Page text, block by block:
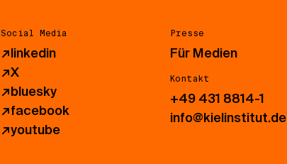
Social Media
↗linkedin
↗X
↗bluesky
↗facebook
↗youtube
Presse
Für Medien
Kontakt
+49 431 8814-1
info@kielinstitut.de